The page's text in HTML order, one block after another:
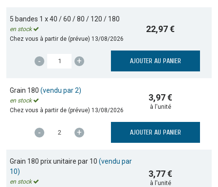
5 bandes 1 x 40 / 60 / 80 / 120 / 180
en stock
Chez vous à partir de (prévue) 13/08/2026
22,97 €
- + AJOUTER AU PANIER
Grain 180(vendu par 2)
en stock
Chez vous à partir de (prévue) 13/08/2026
3,97 €
à l'unité
- + AJOUTER AU PANIER
Grain 180 prix unitaire par 10(vendu par
10)
en stock
3,77 €
à l'unité